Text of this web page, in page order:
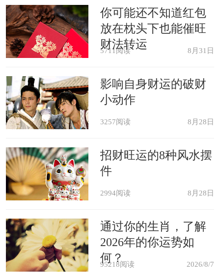
梦见参观性病医院，会被任命为学
校校长。
梦见与性病人谈话，要遭厄运，会
声名狼籍。
梦见治疗性病，会染上恶习，失去
自控能力。
梦见妻子得了性病，夫妇会相亲相
梦见性病形状是水泡和脓包长在一
块儿，是吉兆，要发大财。
你可能还不知道红包
放在枕头下也能催旺
财法转运
5711阅读 8月31日
影响自身财运的破财
小动作
3257阅读 8月28日
招财旺运的8种风水摆
件
2994阅读 8月28日
通过你的生肖，了解
2026年的你运势如
何？
95218阅读 2026/8/7